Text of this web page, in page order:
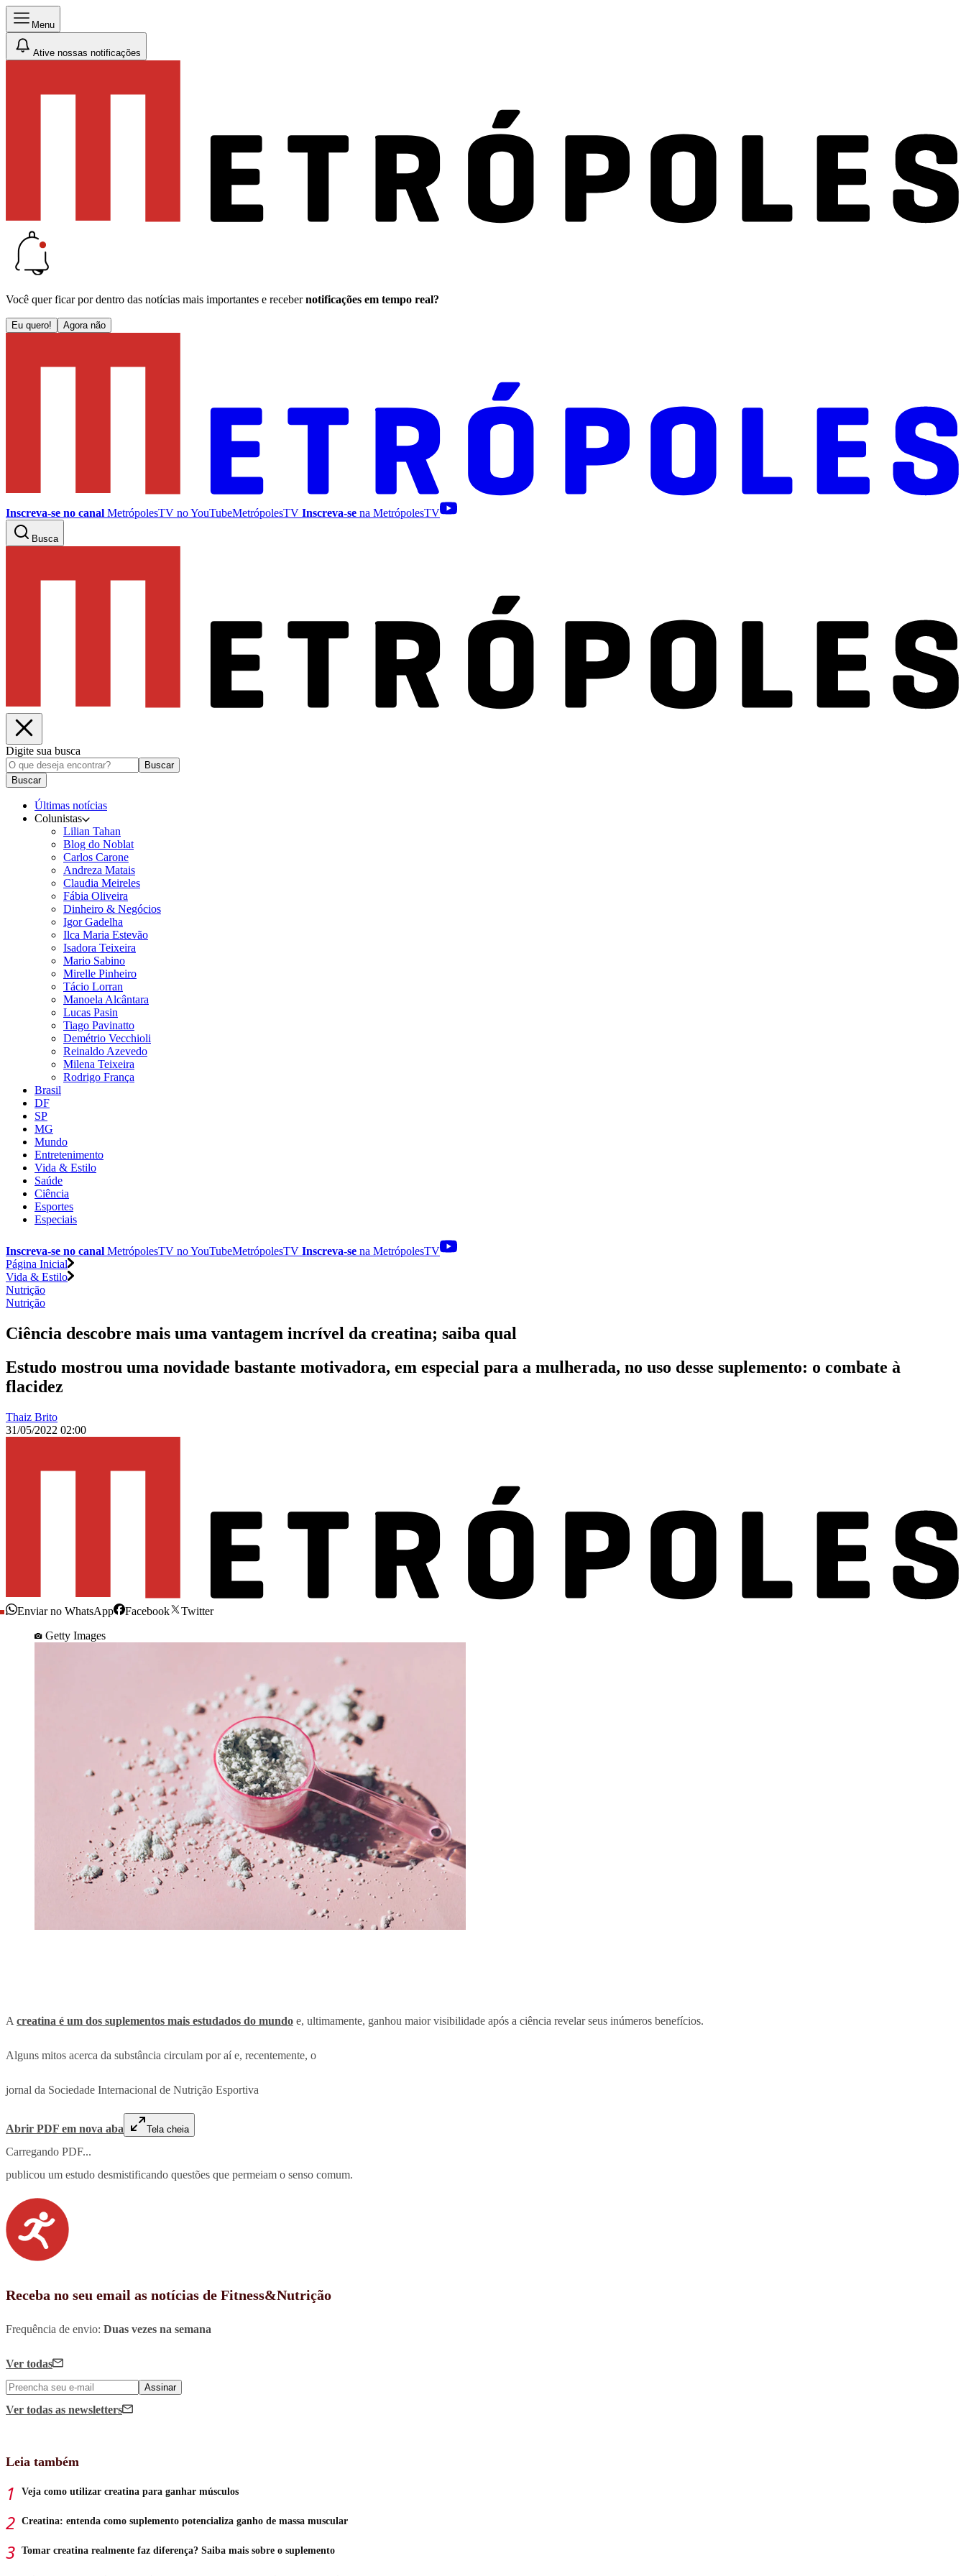
Menu
Ative nossas notificações
Você quer ficar por dentro das notícias mais importantes e receber notificações em tempo real?
Eu quero! Agora não
Inscreva-se no canal MetrópolesTV noYouTubeMetrópolesTV Inscreva-se na MetrópolesTV
Busca
Digite sua busca
Buscar
Buscar
Últimas notícias
Colunistas
Lilian Tahan
Blog do Noblat
Carlos Carone
Andreza Matais
Claudia Meireles
Fábia Oliveira
Dinheiro & Negócios
Igor Gadelha
Ilca Maria Estevão
Isadora Teixeira
Mario Sabino
Mirelle Pinheiro
Tácio Lorran
Manoela Alcântara
Lucas Pasin
Tiago Pavinatto
Demétrio Vecchioli
Reinaldo Azevedo
Milena Teixeira
Rodrigo França
Brasil
DF
SP
MG
Mundo
Entretenimento
Vida & Estilo
Saúde
Ciência
Esportes
Especiais
Inscreva-se no canal MetrópolesTV noYouTubeMetrópolesTV Inscreva-se na MetrópolesTV
Página Inicial
Vida & Estilo
Nutrição
Nutrição
Ciência descobre mais uma vantagem incrível da creatina; saiba qual
Estudo mostrou uma novidade bastante motivadora, em especial para a mulherada, no uso desse suplemento: o combate à
flacidez
Thaiz Brito
31/05/2022 02:00
Enviar no WhatsApp Facebook
Twitter
Getty Images
A creatina é um dos suplementos mais estudados do mundo e, ultimamente, ganhou maior visibilidade após a ciência revelar seus inúmeros benefícios.
Alguns mitos acerca da substância circulam por aí e, recentemente, o
jornal da Sociedade Internacional de Nutrição Esportiva
Abrir PDF em nova aba Tela cheia
Carregando PDF...
publicou um estudo desmistificando questões que permeiam o senso comum.
Receba no seu email as notícias de Fitness&Nutrição
Frequência de envio: Duas vezes na semana
Ver todas
Assinar
Ver todas as newsletters
Leia também
Veja como utilizar creatina para ganhar músculos
Creatina: entenda como suplemento potencializa ganho de massa muscular
Tomar creatina realmente faz diferença? Saiba mais sobre o suplemento